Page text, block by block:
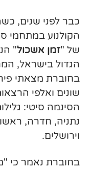
כבר לפני שנים,
הקולנוע במתחמי
של "זמן אשכול"
הגדול בישראל,
בחוברת מצאתי
שונים ואלפי
הסינמה סיטי:
נתניה, חדרה,
וירושלים.
בחוברת נאמר כי